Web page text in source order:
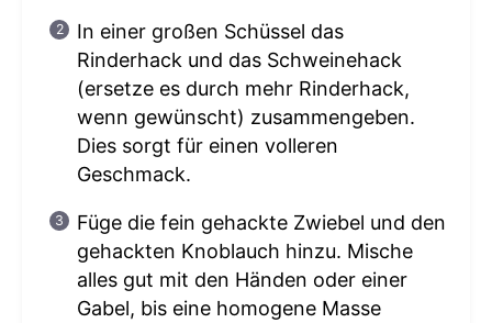
In einer großen Schüssel das
Rinderhack und das Schweinehack
(ersetze es durch mehr Rinderhack,
wenn gewünscht) zusammengeben.
Dies sorgt für einen volleren
Geschmack.
Füge die fein gehackte Zwiebel und den
gehackten Knoblauch hinzu. Mische
alles gut mit den Händen oder einer
Gabel, bis eine homogene Masse